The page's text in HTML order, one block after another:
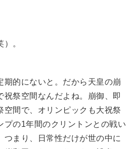
。
的にないと。だから天皇の崩
祝祭空間なんだよね。崩御、即
空間で、オリンピックも大祝祭
プの1年間のクリントンとの戦い
つまり、日常性だけが世の中に